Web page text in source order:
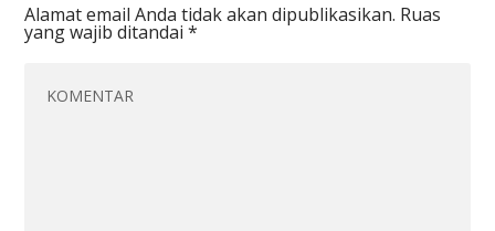
Alamat email Anda tidak akan dipublikasikan. Ruas
yang wajib ditandai*